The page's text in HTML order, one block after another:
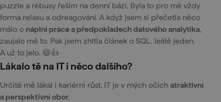
puzzle a rébusy řeším na denní bázi. Byla to pro mě vždy
forma relaxu a odreagování. A když jsem si přečetla něco
málo o náplni práce a předpokladech datového analytika,
zaujalo mě to. Pak jsem zhltla článek o SQL. Ještě jeden.
A už to jelo. 😄👍
Lákalo tě na IT i něco dalšího?
Určitě mě lákal i kariérní růst. IT je v mých očích atraktivní
a perspektivní obor.